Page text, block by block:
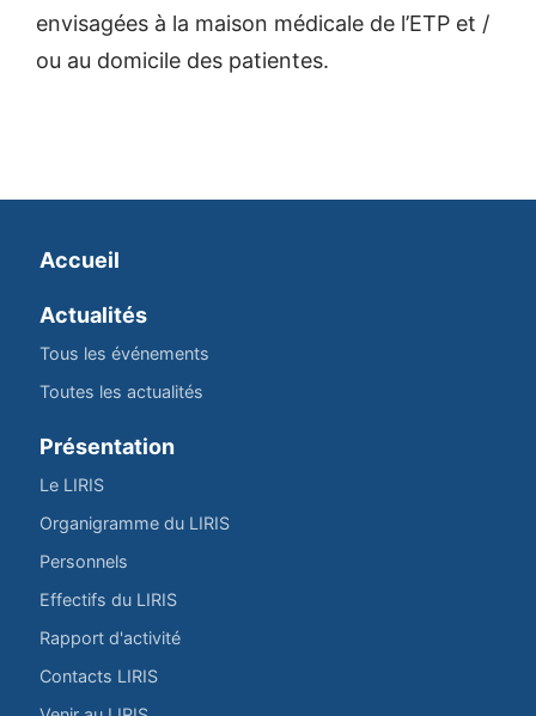
envisagées à la maison médicale de l’ETP et /
ou au domicile des patientes.
Accueil
Actualités
Tous les événements
Toutes les actualités
Présentation
Le LIRIS
Organigramme du LIRIS
Personnels
Effectifs du LIRIS
Rapport d'activité
Contacts LIRIS